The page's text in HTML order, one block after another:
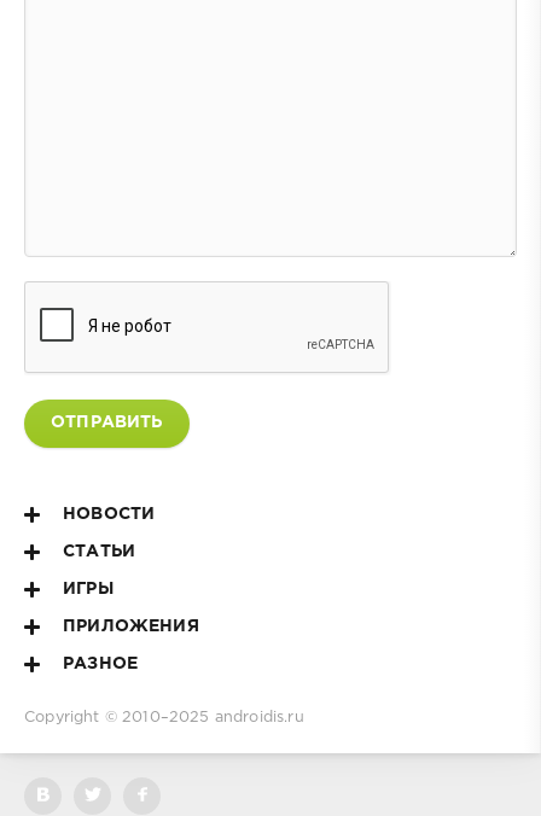
ОТПРАВИТЬ
НОВОСТИ
СТАТЬИ
ИГРЫ
ПРИЛОЖЕНИЯ
РАЗНОЕ
Copyright © 2010–2025 androidis.ru